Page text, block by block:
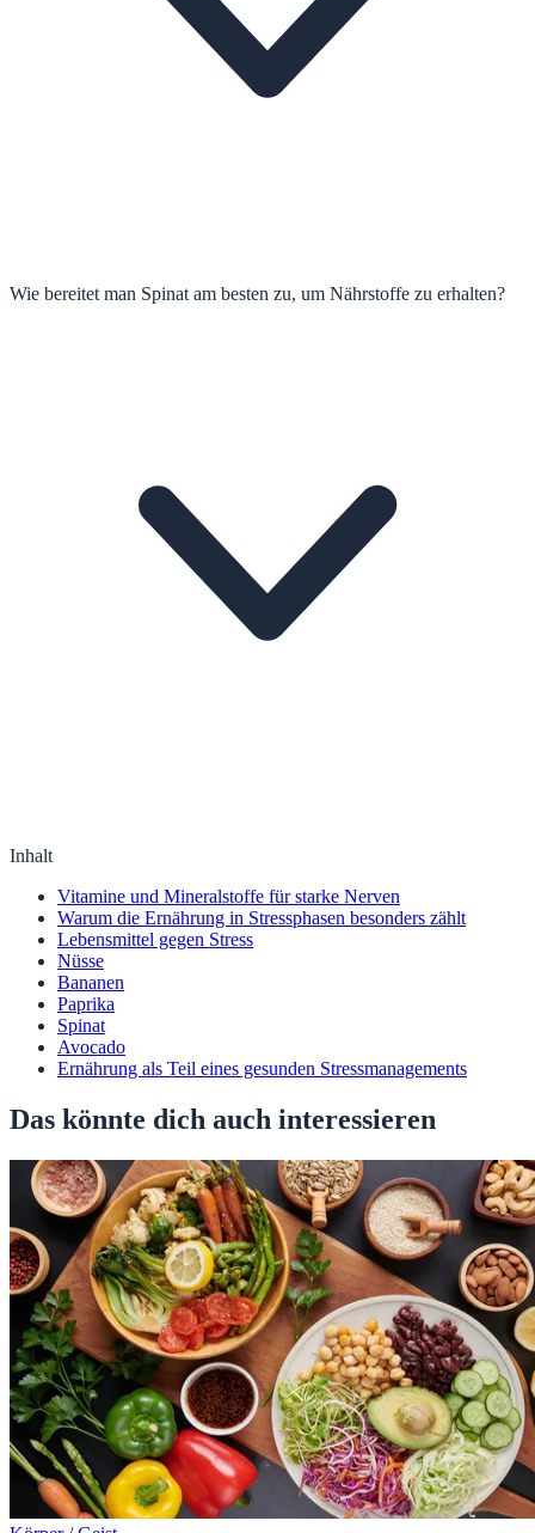
Wie bereitet man Spinat am besten zu, um Nährstoffe zu erhalten?
Inhalt
Vitamine und Mineralstoffe für starke Nerven
Warum die Ernährung in Stressphasen besonders zählt
Lebensmittel gegen Stress
Nüsse
Bananen
Paprika
Spinat
Avocado
Ernährung als Teil eines gesunden Stressmanagements
Das könnte dich auch interessieren